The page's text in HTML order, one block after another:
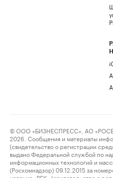
© ООО «БИЗНЕСПРЕСС», АО
2026. Сообщения и материалы
(свидетельство о регистрации
выдано Федеральной службой по
информационных технологий и
(Роскомнадзор) 09.12.2015 за